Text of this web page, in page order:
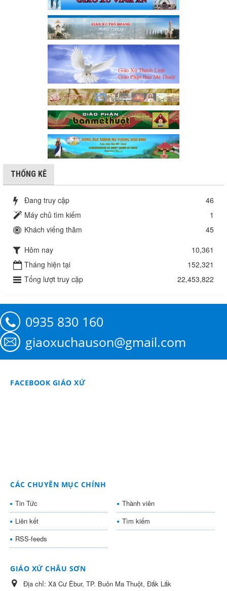
THỐNG KÊ
Đang truy cập
46
Máy chủ tìm kiếm
1
Khách viếng thăm
45
Hôm nay
10,361
Tháng hiện tại
152,321
Tổng lượt truy cập
22,453,822
0935 830 160
giaoxuchauson@gmail.com
FACEBOOK GIÁO XỨ
CÁC CHUYÊN MỤC CHÍNH
Tin Tức
Thành viên
Liên kết
Tìm kiếm
RSS-feeds
GIÁO XỨ CHÂU SƠN
Địa chỉ: Xã Cư Êbur, TP. Buôn Ma Thuột, Đắk Lắk